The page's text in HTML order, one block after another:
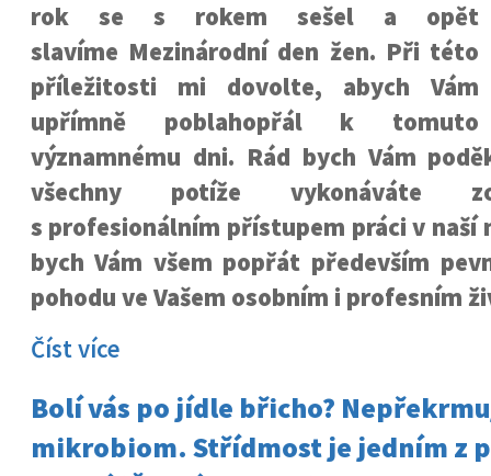
rok se s rokem sešel a opět
slavíme Mezinárodní den žen. Při této
příležitosti mi dovolte, abych Vám
upřímně poblahopřál k tomuto
významnému dni. Rád bych Vám
všechny potíže vykonáváte
s profesionálním přístupem práci v naší
bych Vám všem popřát především
pohodu ve Vašem osobním i profesním
Číst více
Bolí vás po jídle břicho?
mikrobiom. Střídmost je jedním z